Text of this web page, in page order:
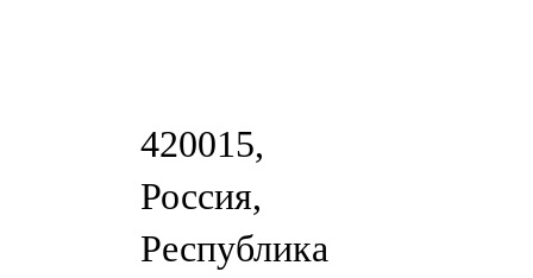
420015,
Россия,
Республика